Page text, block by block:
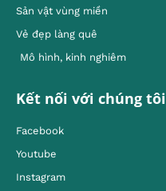
Sản vật vùng miền
Vẻ đẹp làng quê
Mô hình, kinh nghiêm
Kết nối với chúng tôi
Facebook
Youtube
Instagram